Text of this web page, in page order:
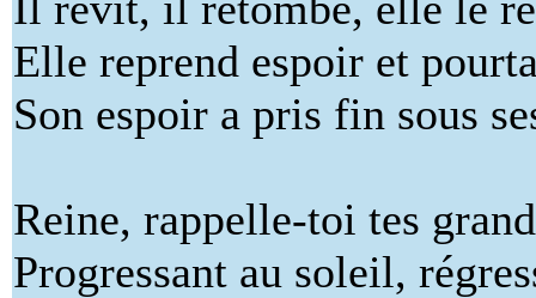
Elle reprend espoir et
Son espoir a pris fin sous
Reine, rappelle-toi tes
Progressant au soleil,